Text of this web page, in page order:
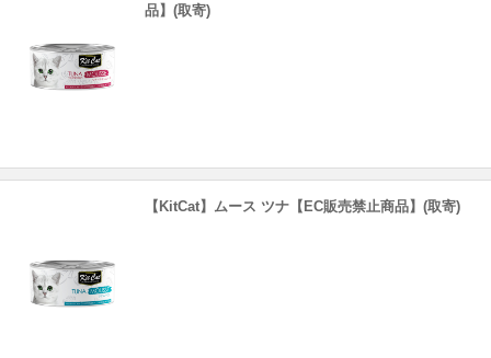
品】(取寄)
【KitCat】ムース ツナ【EC販売禁止商品】(取寄)